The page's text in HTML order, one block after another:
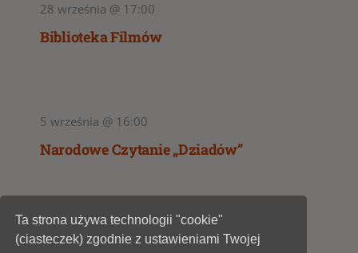
28 września @ 17:00
Biblioteka Filmów
5 września @ 16:00
Narodowe Czytanie „Dziadów”
1
Ta strona używa technologii "cookie"
(ciasteczek) zgodnie z ustawieniami Twojej